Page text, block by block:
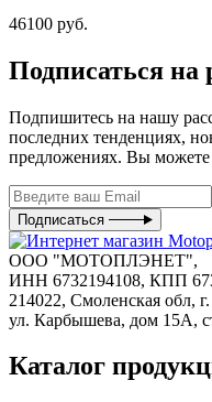
46100 руб.
Подписаться на
Подпишитесь на нашу
последних тенденциях,
предложениях. Вы можете
Подписаться
ООО "МОТОПЛЭНЕТ",
ИНН 6732194108, КПП
214022, Смоленская обл,
ул. Карбышева, дом 15А,
Каталог